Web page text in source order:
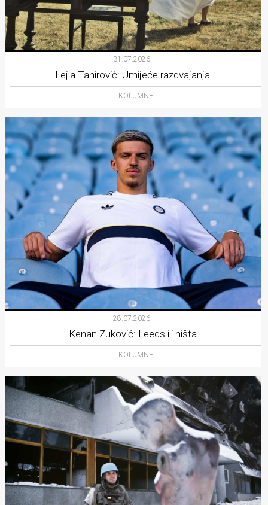
31.07.2026.
Lejla Tahirović: Umijeće razdvajanja
KOLUMNE
28.07.2026.
Kenan Zuković: Leeds ili ništa
KOLUMNE